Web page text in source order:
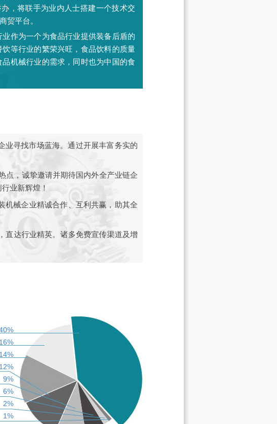
，将联手为业内人士搭建一个技术交
贸平台。
作为一个为食品行业提供装备后盾的
等行业的繁荣兴旺，食品饮料的质量
机械行业的需求，同时也为中国的食
业寻找市场蓝海。通过开展丰富务实的
点，诚挚邀请并期待国内外全产业链企
业新辉煌！
机械企业精诚合作、互利共赢，助其全
直达行业精英。诸多免费宣传渠道及增
16%
14%
12%
9%
6%
2%
1%